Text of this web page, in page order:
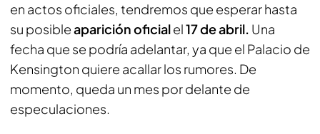
en actos oficiales, tendremos que esperar hasta
su posibleaparición oficialel17 de abril. Una
fecha que se podría adelantar, ya que el Palacio de
Kensington quiere acallar los rumores. De
momento, queda un mes por delante de
especulaciones.